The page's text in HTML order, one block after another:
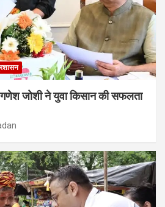
जोशी ने युवा किसान की सफलता